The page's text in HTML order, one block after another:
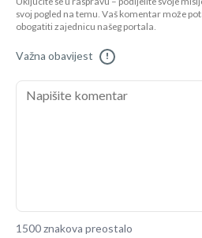
svoj pogled na temu. Vaš komentar može
obogatiti zajednicu našeg portala.
Važna obavijest !
1500 znakova preostalo